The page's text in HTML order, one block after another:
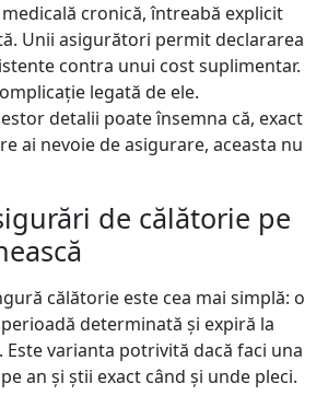
cronică, întreabă explicit
Unii asigurători permit declararea
contra unui cost suplimentar.
legată de ele.
detalii poate însemna că, exact
ai nevoie de asigurare, aceasta nu
de călătorie pe
călătorie este cea mai simplă: o
determinată și expiră la
Este varianta potrivită dacă faci una
an și știi exact când și unde pleci.